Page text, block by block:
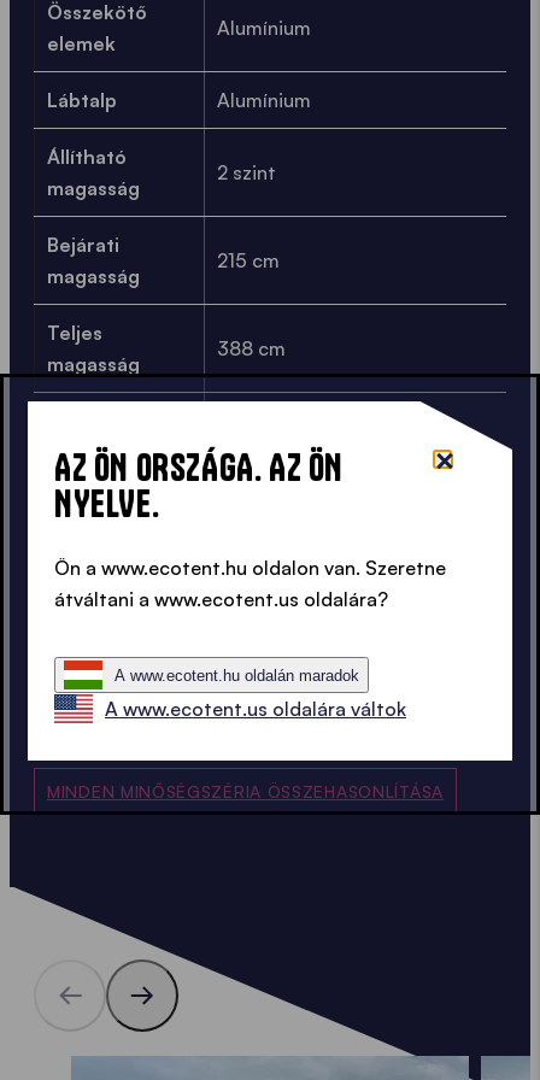
Összekötő
elemek
Alumínium
Lábtalp Alumínium
Állítható
magasság
2 szint
Bejárati
magasság
215 cm
Teljes
magasság
388 cm
Súly 70,5 kg
elérhetőség
anyag- és gyártási hibáira
MINDEN MINŐSÉGSZÉRIA ÖSSZEHASONLÍTÁSA
AZ ÖN ORSZÁGA. AZ ÖN
NYELVE.
Ön a www.ecotent.hu oldalon van. Szeretne
átváltani a www.ecotent.us oldalára?
A www.ecotent.hu oldalán maradok
A www.ecotent.us oldalára váltok